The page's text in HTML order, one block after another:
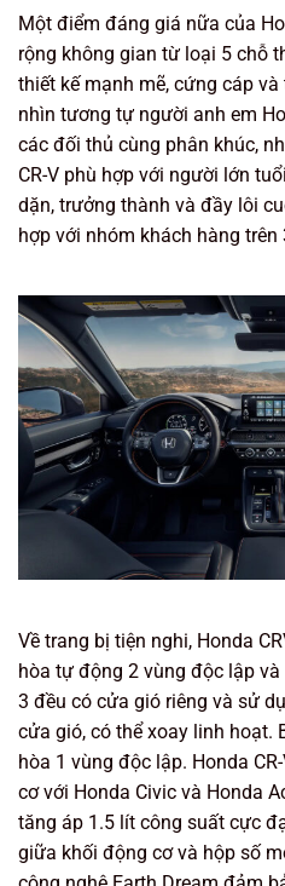
Một điểm đáng giá nữa của
rộng không gian từ loại 5 chỗ
thiết kế mạnh mẽ, cứng cáp
nhìn tương tự người anh em
các đối thủ cùng phân khúc,
CR-V phù hợp với người lớn
dặn, trưởng thành và đầy lôi
hợp với nhóm khách hàng trên
Về trang bị tiện nghi, Honda
hòa tự động 2 vùng độc lập
3 đều có cửa gió riêng và sử
cửa gió, có thể xoay linh hoạt.
hòa 1 vùng độc lập. Honda
cơ với Honda Civic và Honda
tăng áp 1.5 lít công suất cực
giữa khối động cơ và hộp số